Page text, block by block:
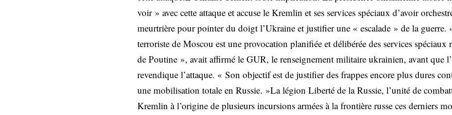
voir » avec cette attaque et accuse le Kremlin et ses services spéciaux d’avoir
meurtrière pour pointer du doigt l’Ukraine et justifier une « escalade » de la guerre.
terroriste de Moscou est une provocation planifiée et délibérée des services spéciaux
de Poutine », avait affirmé le GUR, le renseignement militaire ukrainien, avant que
revendique l’attaque. « Son objectif est de justifier des frappes encore plus dures
une mobilisation totale en Russie. »La légion Liberté de la Russie, l’unité de
Kremlin à l’origine de plusieurs incursions armées à la frontière russe ces derniers